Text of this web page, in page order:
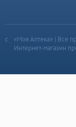
«Моя Аптека» | Все
Интернет-магазин